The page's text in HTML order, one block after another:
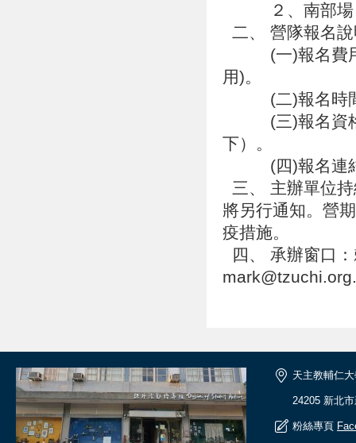
２、南部場：
二、 營隊報名
(一)報名費用
用)。
(二)報名時間
(三)報名資格
下）。
(四)報名連結
三、 主辦單位
將另行通知。營
疫措施。
四、 承辦窗口
天主教輔仁
24205 新北
粉絲專頁